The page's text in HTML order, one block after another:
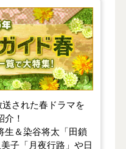
イド
された春ドラマを
！
生＆染谷将太「田鎖
子「月夜行路」や日